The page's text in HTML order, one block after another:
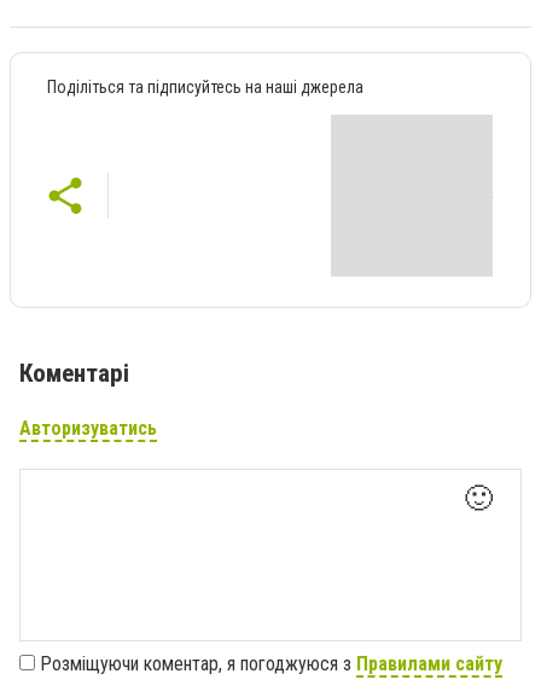
Поділіться та підписуйтесь на наші джерела
Коментарі
Авторизуватись
🙂
Розміщуючи коментар, я погоджуюся з Правилами сайту